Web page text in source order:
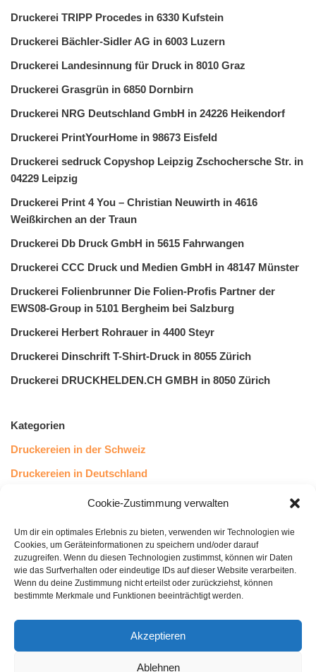
Cookie-Zustimmung verwalten
Um dir ein optimales Erlebnis zu bieten, verwenden wir Technologien wie
Cookies, um Geräteinformationen zu speichern und/oder darauf
zuzugreifen. Wenn du diesen Technologien zustimmst, können wir Daten
wie das Surfverhalten oder eindeutige IDs auf dieser Website verarbeiten.
Wenn du deine Zustimmung nicht erteilst oder zurückziehst, können
bestimmte Merkmale und Funktionen beeinträchtigt werden.
Akzeptieren
Ablehnen
Druckerei TRIPP Procedes in 6330 Kufstein
Druckerei Bächler-Sidler AG in 6003 Luzern
Druckerei Landesinnung für Druck in 8010 Graz
Druckerei Grasgrün in 6850 Dornbirn
Druckerei NRG Deutschland GmbH in 24226 Heikendorf
Druckerei PrintYourHome in 98673 Eisfeld
Druckerei sedruck Copyshop Leipzig Zschochersche Str. in
04229 Leipzig
Druckerei Print 4 You – Christian Neuwirth in 4616
Weißkirchen an der Traun
Druckerei Db Druck GmbH in 5615 Fahrwangen
Druckerei CCC Druck und Medien GmbH in 48147 Münster
Druckerei Folienbrunner Die Folien-Profis Partner der
EWS08-Group in 5101 Bergheim bei Salzburg
Druckerei Herbert Rohrauer in 4400 Steyr
Druckerei Dinschrift T-Shirt-Druck in 8055 Zürich
Druckerei DRUCKHELDEN.CH GMBH in 8050 Zürich
Kategorien
Druckereien in der Schweiz
Druckereien in Deutschland
Druckereien in Österreich
Kundenstimmen